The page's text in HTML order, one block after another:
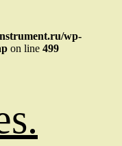
wp-
on line 499